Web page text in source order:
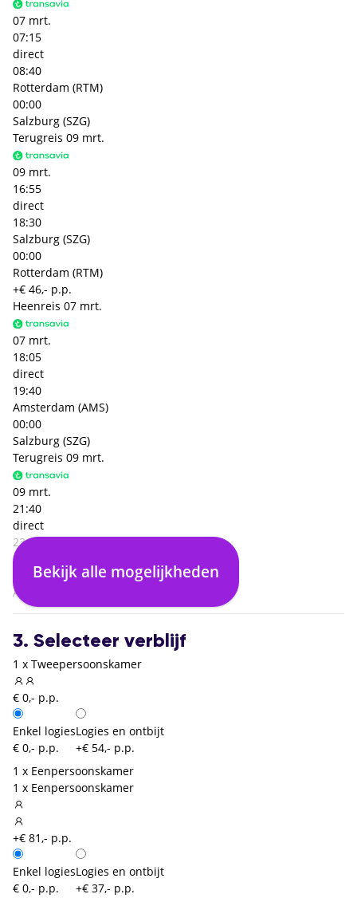
07 mrt.
07:15
direct
08:40
Rotterdam (RTM)
00:00
Salzburg (SZG)
Terugreis 09 mrt.
09 mrt.
16:55
direct
18:30
Salzburg (SZG)
00:00
Rotterdam (RTM)
+€ 46,- p.p.
Heenreis 07 mrt.
07 mrt.
18:05
direct
19:40
Amsterdam (AMS)
00:00
Salzburg (SZG)
Terugreis 09 mrt.
09 mrt.
21:40
direct
23:25
Salzburg (SZG)
00:00
Amsterdam (AMS)
Bekijk alle mogelijkheden
3. Selecteer verblijf
1 x Tweepersoonskamer
€ 0,- p.p.
Enkel logies
€ 0,- p.p.
Logies en ontbijt
+€ 54,- p.p.
1 x Eenpersoonskamer
1 x Eenpersoonskamer
+€ 81,- p.p.
Enkel logies
€ 0,- p.p.
Logies en ontbijt
+€ 37,- p.p.